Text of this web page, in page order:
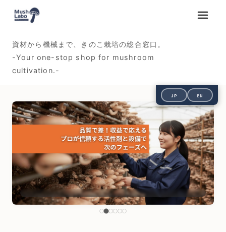
資材から機械まで、きのこ栽培の総合窓口。
-Your one-stop shop for mushroom
cultivation.-
メニュ
JP EN